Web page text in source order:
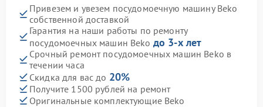
Привезем и увезем посудомоечную машину Beko
собственной доставкой
Гарантия на наши работы по ремонту
посудомоечных машин Beko до 3-х лет
Срочный ремонт посудомоечных машин Beko в
течении часа
Скидка для вас до 20%
Получите 1500 рублей на ремонт
Оригинальные комплектующие Beko